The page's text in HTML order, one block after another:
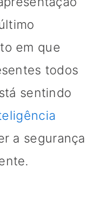
em que
todos
sentindo
a segurança